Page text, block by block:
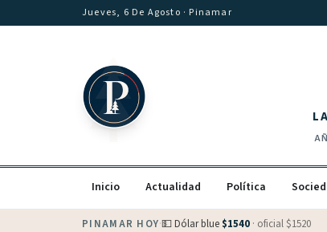
Saltar al contenidoJueves, 6 De Agosto · Pinamar
Inicio Actualidad Política
PINAMAR HOY·💵 Dólar blue $1540 · oficial $1520